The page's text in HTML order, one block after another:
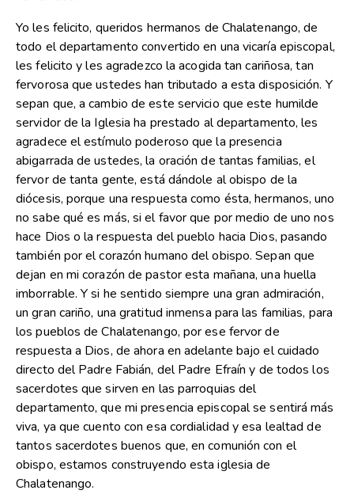
Yo les felicito, queridos hermanos de Chalatenango, de
todo el departamento convertido en una vicaría episcopal,
les felicito y les agradezco la acogida tan cariñosa, tan
fervorosa que ustedes han tributado a esta disposición. Y
sepan que, a cambio de este servicio que este humilde
servidor de la Iglesia ha prestado al departamento, les
agradece el estímulo poderoso que la presencia
abigarrada de ustedes, la oración de tantas familias, el
fervor de tanta gente, está dándole al obispo de la
diócesis, porque una respuesta como ésta, hermanos, uno
no sabe qué es más, si el favor que por medio de uno nos
hace Dios o la respuesta del pueblo hacia Dios, pasando
también por el corazón humano del obispo. Sepan que
dejan en mi corazón de pastor esta mañana, una huella
imborrable. Y si he sentido siempre una gran admiración,
un gran cariño, una gratitud inmensa para las familias, para
los pueblos de Chalatenango, por ese fervor de
respuesta a Dios, de ahora en adelante bajo el cuidado
directo del Padre Fabián, del Padre Efraín y de todos los
sacerdotes que sirven en las parroquias del
departamento, que mi presencia episcopal se sentirá más
viva, ya que cuento con esa cordialidad y esa lealtad de
tantos sacerdotes buenos que, en comunión con el
obispo, estamos construyendo esta iglesia de
Chalatenango.